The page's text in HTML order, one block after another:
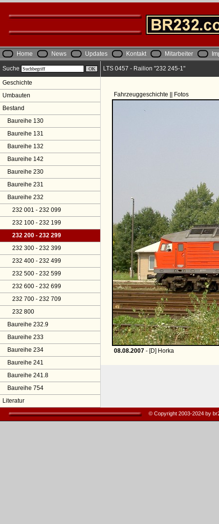
Home News Updates Kontakt Mitarbeiter
Suche
Geschichte
Umbauten
Bestand
Baureihe 130
Baureihe 131
Baureihe 132
Baureihe 142
Baureihe 230
Baureihe 231
Baureihe 232
232 001 - 232 099
232 100 - 232 199
232 200 - 232 299
232 300 - 232 399
232 400 - 232 499
232 500 - 232 599
232 600 - 232 699
232 700 - 232 709
232 800
Baureihe 232.9
Baureihe 233
Baureihe 234
Baureihe 241
Baureihe 241.8
Baureihe 754
Literatur
LTS 0457 - Railion "232 245-1"
Fahrzeuggeschichte || Fotos
08.08.2007- [D] Horka
© Copyright 2003-2024 by